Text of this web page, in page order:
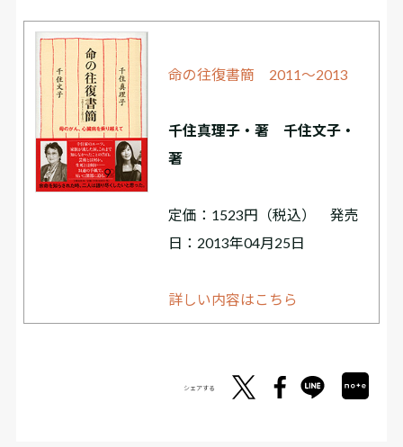
命の往復書簡 2011〜2013
千住真理子・著 千住文子・
著
定価：1523円（税込） 発売
日：2013年04月25日
詳しい内容はこちら
シェアする